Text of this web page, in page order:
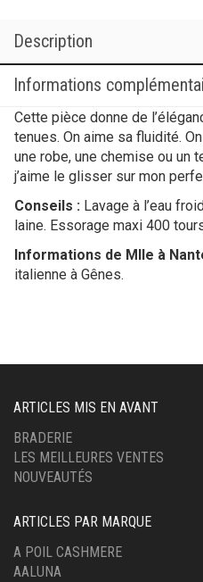
Description
Informations
Cette pièce donne de
tenues. On aime sa fluidité.
une robe, une chemise ou un
j’aime le glisser sur mon
Conseils : Lavage à l’eau
laine. Essorage maxi 400
Informations de Mlle à
italienne à Gênes.
ARTICLES MIS EN AVANT
BRADERIE
LES MEILLEURES VENTES
NOUVEAUTÉS
ARTICLES PAR MARQUE
A POIL CASHMERE
AALUNA